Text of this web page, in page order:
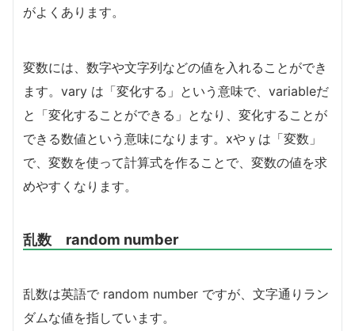
がよくあります。
変数には、数字や文字列などの値を入れることができ
ます。vary は「変化する」という意味で、variableだ
と「変化することができる」となり、変化することが
できる数値という意味になります。xやｙは「変数」
で、変数を使って計算式を作ることで、変数の値を求
めやすくなります。
乱数 random number
乱数は英語で random number ですが、文字通りラン
ダムな値を指しています。